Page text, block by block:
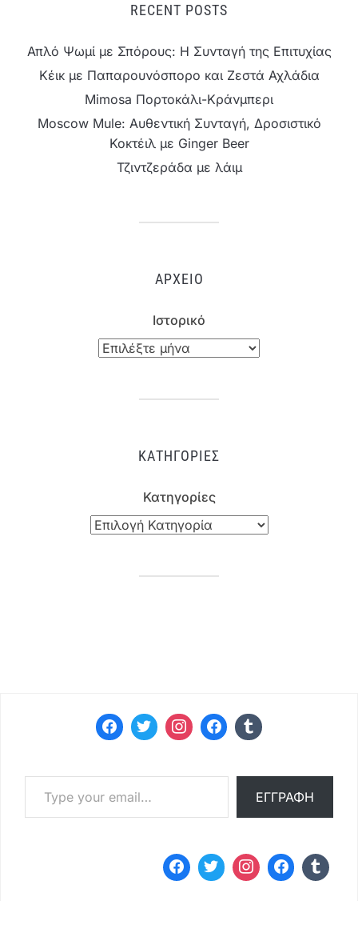
RECENT POSTS
Απλό Ψωμί με Σπόρους: Η Συνταγή της Επιτυχίας
Κέικ με Παπαρουνόσπορο και Ζεστά Αχλάδια
Mimosa Πορτοκάλι-Κράνμπερι
Moscow Mule: Αυθεντική Συνταγή, Δροσιστικό
Κοκτέιλ με Ginger Beer
Τζιντζεράδα με λάιμ
ΑΡΧΕΊΟ
Ιστορικό
ΚΑΤΗΓΟΡΊΕΣ
Κατηγορίες
Type your email…
ΕΓΓΡΑΦΉ